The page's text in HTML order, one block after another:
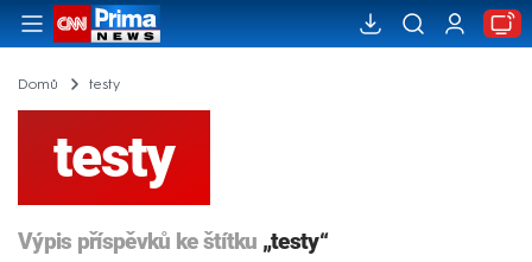
Domů testy
testy
Výpis příspěvků ke štítku „testy“